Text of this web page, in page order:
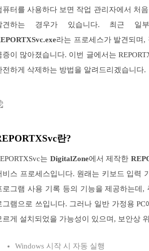
퓨터를 사용하다 보면 작업 관리자에서 처
견하는 경우가 있습니다. 최근 일
라는 프로세스가 발견되며
증이 많아졌습니다. 이번 글에서는
전하게 삭제하는 방법을 알려드리겠습니다.
란?
는 DigitalZone에서 제작한
비스 프로세스입니다. 원래는 키보드 입력
로그램 사용 기록 등의 기능을 제공하는데,
그램으로 쓰입니다. 그러나 일반 가정용
르게 설치되었을 가능성이 있으며, 보안상
Windows 시작 시 자동 실행